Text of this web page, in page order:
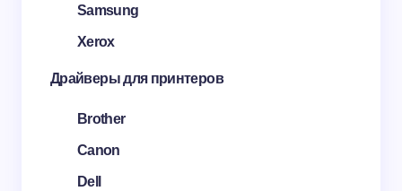
Samsung
Xerox
Драйверы для принтеров
Brother
Canon
Dell